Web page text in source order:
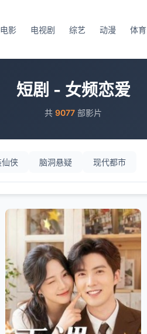
电影 电视剧 综艺 动漫 体育
短剧 - 女频恋爱
共 9077 部影片
侠 脑洞悬疑 现代都市